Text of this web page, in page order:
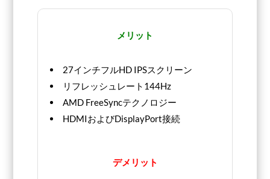
メリット
27インチフルHD IPSスクリーン
リフレッシュレート144Hz
AMD FreeSyncテクノロジー
HDMIおよびDisplayPort接続
デメリット